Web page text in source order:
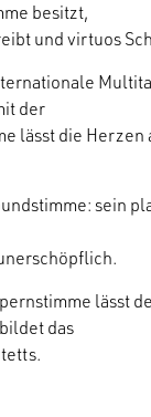
besitzt,
und virtuos
der
lässt die Herzen
sein
lässt
das